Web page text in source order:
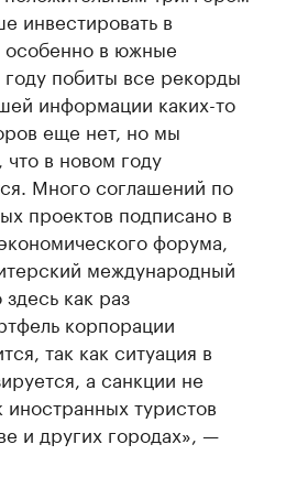
инвестировать в
особенно в южные
побиты все рекорды
информации каких-то
еще нет, но мы
в новом году
Много соглашений по
проектов подписано в
форума,
международный
как раз
корпорации
так как ситуация в
а санкции не
иностранных туристов
и других городах», —